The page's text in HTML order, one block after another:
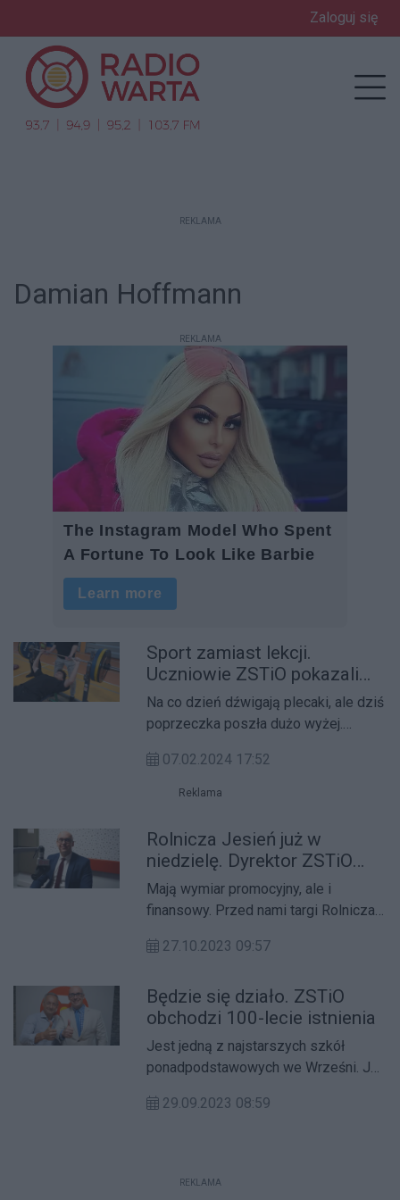
Zaloguj się
REKLAMA
Damian Hoffmann
REKLAMA
Sport zamiast lekcji.
Uczniowie ZSTiO pokazali
moc (galeria)
Na co dzień dźwigają plecaki, ale dziś
poprzeczka poszła dużo wyżej.
Technicznych i Ogólnokształcących
we Wrześni rywalizowali w dwuboju
07.02.2024 17:52
Reklama
Rolnicza Jesień już w
niedzielę. Dyrektor ZSTiO
zaprasza
Mają wymiar promocyjny, ale i
finansowy. Przed nami targi Rolnicza
zasili kontro organizatora, czyli
Ogólnokształcących.
27.10.2023 09:57
Będzie się działo. ZSTiO
obchodzi 100-lecie istnienia
Jest jedną z najstarszych szkół
ponadpodstawowych we Wrześni. Jej
absolwentów z powodzeniem
29.09.2023 08:59
REKLAMA